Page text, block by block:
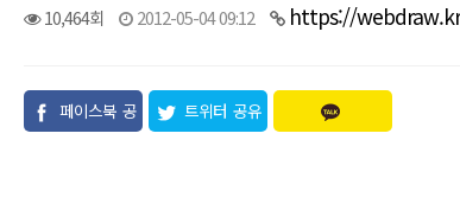
10,464회 2012-05-04 09:12 https://
페이스북 공
트위터 공유